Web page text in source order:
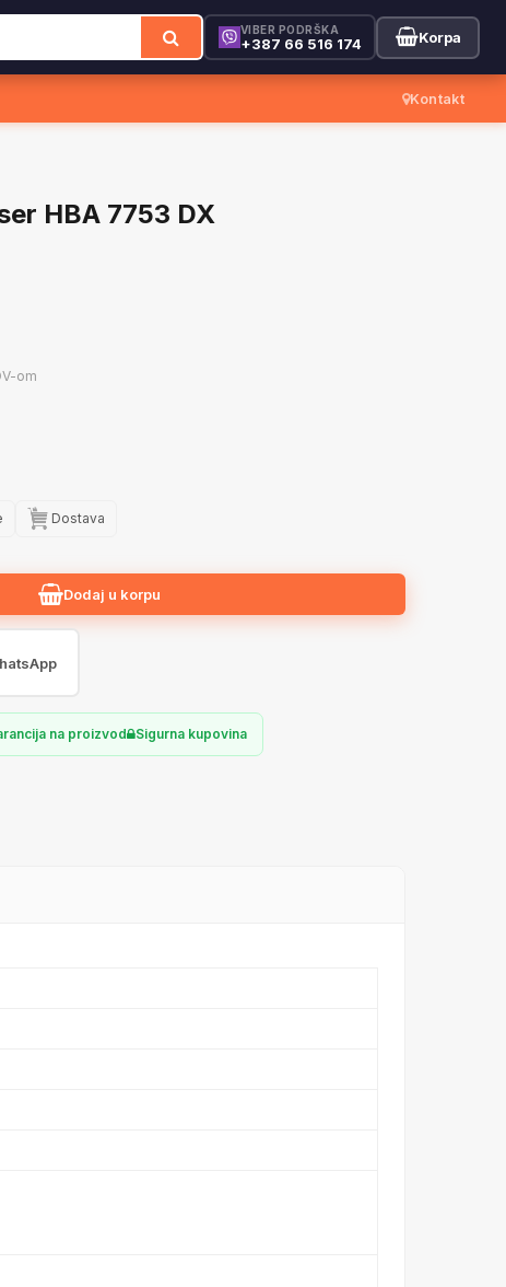
VIBER PODRŠKA
+387 66 516 174 Korpa
Kontakt
HBA 7753 DX
om
Dostava
Dodaj u korpu
na proizvod Sigurna kupovina